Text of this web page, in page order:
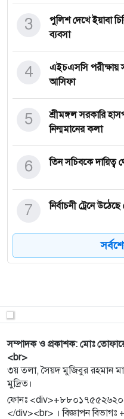
পুলিশ দেখে ইয়াবা
ব্যবসা
3
এইচএসসি পরীক্ষায়
আসিফা
4
শ্রীমঙ্গল সরকারি
নিন্মমানের কলা
5
তিন সচিবকে
6
নির্বাচনী ট্রেনে
7
দক্ষতা উন্নয়নে নজর
8
সম্পাদক সালা
আখেরি চাহার সোম্বা
10
11
সম্পাদক ও প্রকাশক: মোঃ
<br>
৩য় তলা, সৈয়দ মুজিবুর রহমান
মুদ্রিত।
ফোনঃ
</div><br> । বিজ্ঞাপন